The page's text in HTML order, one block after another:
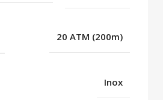
20 ATM (200m)
Inox